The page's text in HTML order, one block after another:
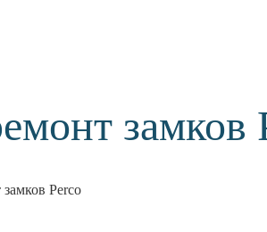
замков
Perco